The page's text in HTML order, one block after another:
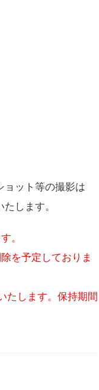
ョット等の撮影は
します。
。
を予定しておりま
たします。保持期間